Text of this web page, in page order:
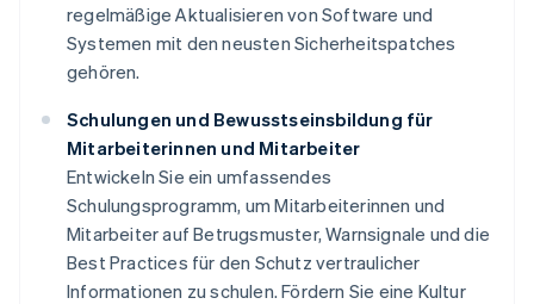
regelmäßige Aktualisieren von Software und
Systemen mit den neusten Sicherheitspatches
gehören.
Schulungen und Bewusstseinsbildung für
Mitarbeiterinnen und Mitarbeiter
Entwickeln Sie ein umfassendes
Schulungsprogramm, um Mitarbeiterinnen und
Mitarbeiter auf Betrugsmuster, Warnsignale und die
Best Practices für den Schutz vertraulicher
Informationen zu schulen. Fördern Sie eine Kultur